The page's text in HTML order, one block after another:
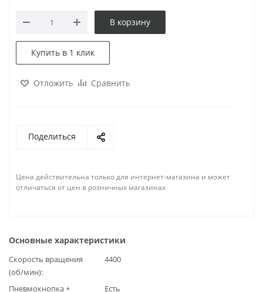
В корзину
Купить в 1 клик
Отложить Сравнить
Поделиться
Цена действительна только для интернет-магазина и может
отличаться от цен в розничных магазинах
Основные характеристики
Скорость вращения
(об/мин)
4400
Пневмокнопка + Есть